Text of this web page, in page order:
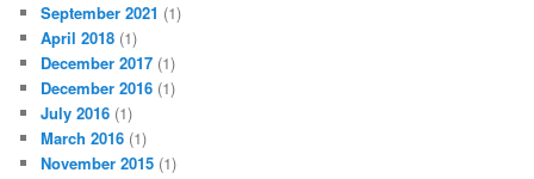
September 2021 (1)
April 2018 (1)
December 2017 (1)
December 2016 (1)
July 2016 (1)
March 2016 (1)
November 2015 (1)